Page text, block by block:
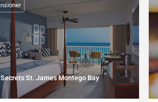
Secrets St. James Montego Bay